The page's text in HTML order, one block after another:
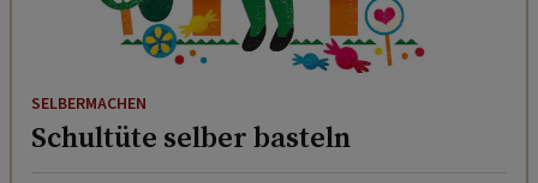
SELBERMACHEN
Schultüte selber basteln